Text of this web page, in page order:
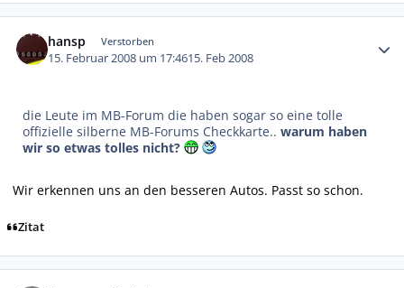
hansp Verstorben
15. Februar 2008 um 17:4615. Feb 2008
die Leute im MB-Forum die haben sogar so eine tolle
offizielle silberne MB-Forums Checkkarte..warum haben
wir so etwas tolles nicht?
Wir erkennen uns an den besseren Autos. Passt so schon.
Zitat